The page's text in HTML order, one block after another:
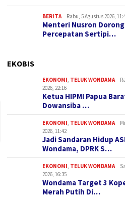
BERITA Rabu, 5 Agustus 2026,
Menteri Nusron Dorong
Percepatan Sertipi…
EKOBIS
EKONOMI TELUK WONDAMA
2026, 22:16
Ketua HIPMI Papua
Dowansiba …
EKONOMI TELUK WONDAMA
2026, 11:42
Jadi Sandaran Hidup
Wondama, DPRK S…
EKONOMI TELUK WONDAMA
2026, 16:35
Wondama Target 3
Merah Putih Di…